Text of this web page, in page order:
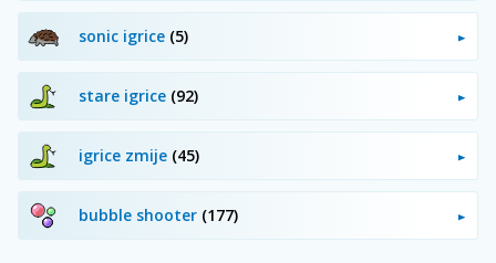
sonic igrice (5)
stare igrice (92)
igrice zmije (45)
bubble shooter (177)